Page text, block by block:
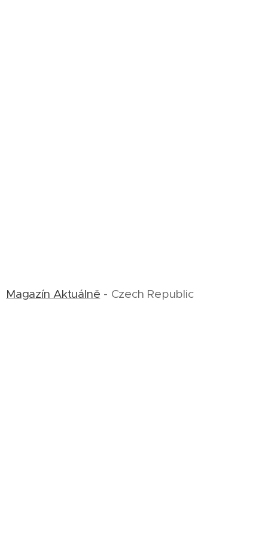
Magazín Aktuálně - Czech Republic